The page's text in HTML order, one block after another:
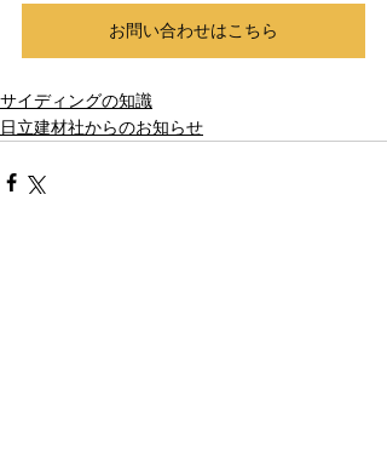
お問い合わせはこちら
サイディングの知識
日立建材社からのお知らせ